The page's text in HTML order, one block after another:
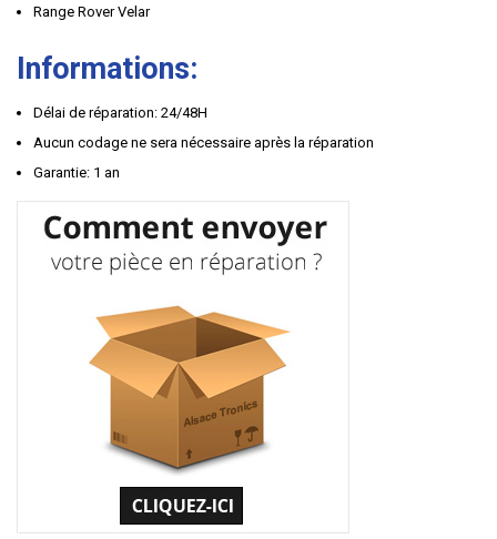
Range Rover Velar
Informations:
Délai de réparation: 24/48H
Aucun codage ne sera nécessaire après la réparation
Garantie: 1 an